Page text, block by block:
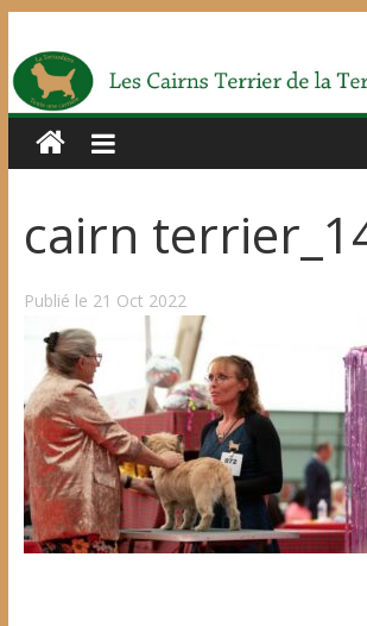
cairn
Publié le 21 Oct 2022